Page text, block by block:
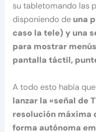
su tabletomando las
disponiendo de una
caso la tele) y una
para mostrar
pantalla táctil,
A todo esto había
lanzar la «señal de
resolución máxima
forma autónoma